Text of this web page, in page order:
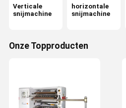
Verticale
snijmachine
horizontale
snijmachine
Onze Topproducten